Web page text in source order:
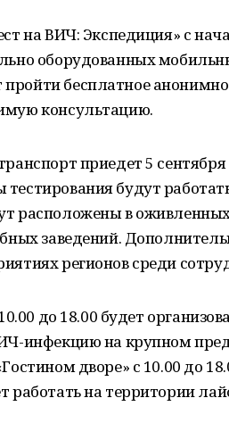
на ВИЧ: Экспедиция» с
оборудованных
бесплатное
консультацию.
приедет 5
будут
расположены в оживленных
заведений.
регионов среди
до 18.00 будет
инфекцию на крупном
дворе» с 10.00 до
работать на территории